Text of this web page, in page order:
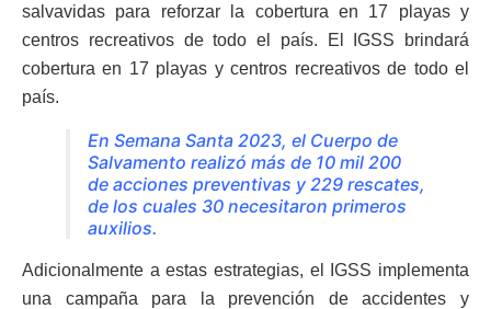
salvavidas para reforzar la cobertura en 17 playas y
centros recreativos de todo el país. El IGSS brindará
cobertura en 17 playas y centros recreativos de todo el
país.
En Semana Santa 2023, el Cuerpo de
Salvamento realizó más de 10 mil 200
de acciones preventivas y 229 rescates,
de los cuales 30 necesitaron primeros
auxilios.
Adicionalmente a estas estrategias, el IGSS implementa
una campaña para la prevención de accidentes y